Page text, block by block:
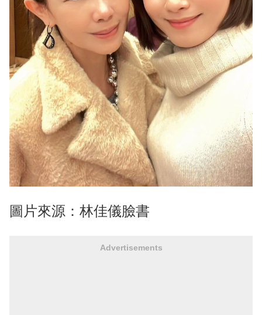
圖片來源：林佳儀臉書
Advertisements